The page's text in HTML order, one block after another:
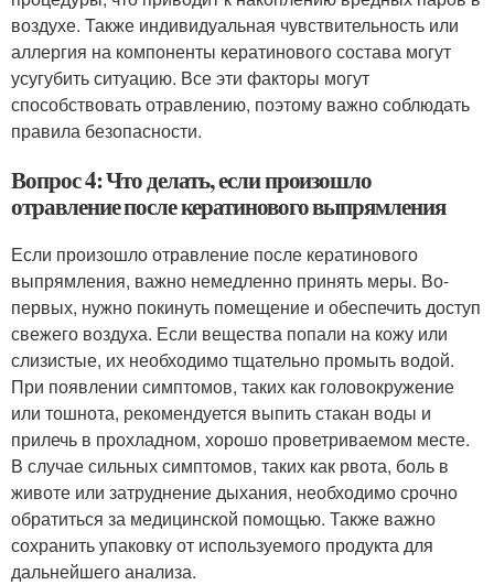
воздухе. Также индивидуальная чувствительность или
аллергия на компоненты кератинового состава могут
усугубить ситуацию. Все эти факторы могут
способствовать отравлению, поэтому важно соблюдать
правила безопасности.
Вопрос 4: Что делать, если произошло
отравление после кератинового выпрямления
Если произошло отравление после кератинового
выпрямления, важно немедленно принять меры. Во-
первых, нужно покинуть помещение и обеспечить доступ
свежего воздуха. Если вещества попали на кожу или
слизистые, их необходимо тщательно промыть водой.
При появлении симптомов, таких как головокружение
или тошнота, рекомендуется выпить стакан воды и
прилечь в прохладном, хорошо проветриваемом месте.
В случае сильных симптомов, таких как рвота, боль в
животе или затруднение дыхания, необходимо срочно
обратиться за медицинской помощью. Также важно
сохранить упаковку от используемого продукта для
дальнейшего анализа.